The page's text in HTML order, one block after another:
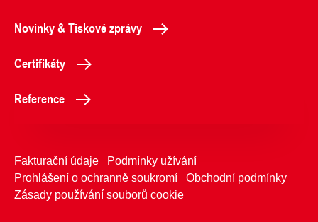
Novinky & Tiskové zprávy
Certifikáty
Reference
Fakturační údaje
Podmínky užívání
Prohlášení o ochranně soukromí
Obchodní podmínky
Zásady používání souborů cookie